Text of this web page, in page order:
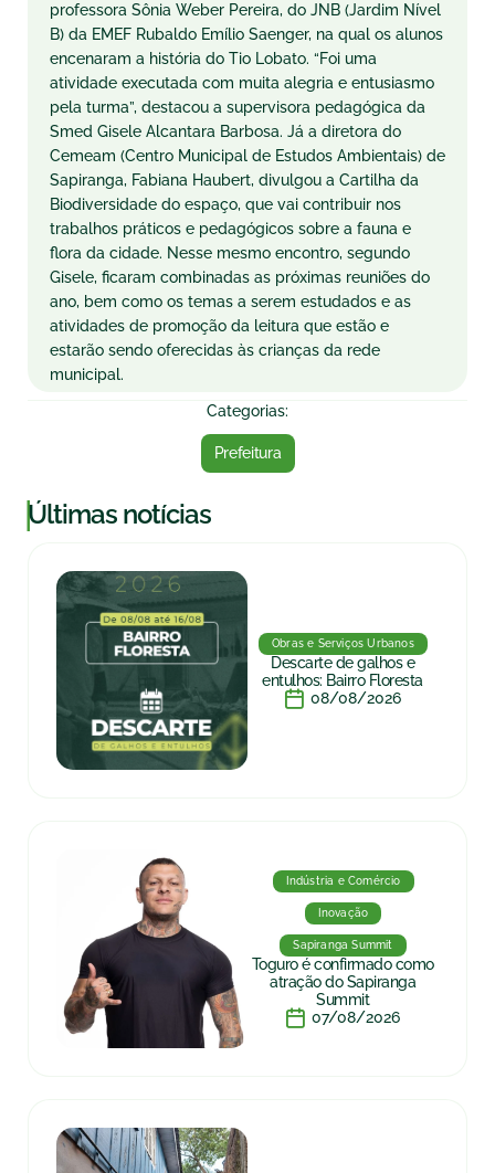
professora Sônia Weber Pereira, do JNB (Jardim Nível
B) da EMEF Rubaldo Emílio Saenger, na qual os alunos
encenaram a história do Tio Lobato. “Foi uma
atividade executada com muita alegria e entusiasmo
pela turma”, destacou a supervisora pedagógica da
Smed Gisele Alcantara Barbosa. Já a diretora do
Cemeam (Centro Municipal de Estudos Ambientais) de
Sapiranga, Fabiana Haubert, divulgou a Cartilha da
Biodiversidade do espaço, que vai contribuir nos
trabalhos práticos e pedagógicos sobre a fauna e
flora da cidade. Nesse mesmo encontro, segundo
Gisele, ficaram combinadas as próximas reuniões do
ano, bem como os temas a serem estudados e as
atividades de promoção da leitura que estão e
estarão sendo oferecidas às crianças da rede
municipal.
Categorias:
Prefeitura
|Últimas notícias
Obras e Serviços Urbanos
Descarte de galhos e
entulhos: Bairro Floresta
08/08/2026
Indústria e Comércio
Inovação
Sapiranga Summit
Toguro é confirmado como
atração do Sapiranga
Summit
07/08/2026